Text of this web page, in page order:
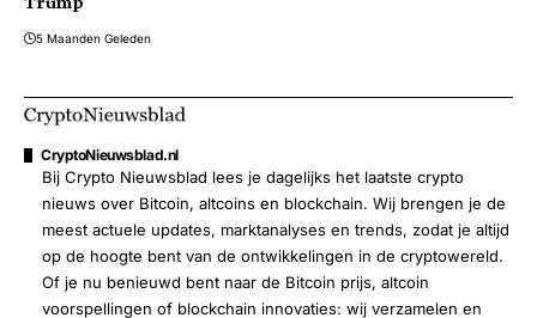
5 Maanden Geleden
CryptoNieuwsblad.nl
Bij Crypto Nieuwsblad lees je dagelijks het laatste crypto
nieuws over Bitcoin, altcoins en blockchain. Wij brengen je de
meest actuele updates, marktanalyses en trends, zodat je altijd
op de hoogte bent van de ontwikkelingen in de cryptowereld.
Of je nu benieuwd bent naar de Bitcoin prijs, altcoin
voorspellingen of blockchain innovaties: wij verzamelen en